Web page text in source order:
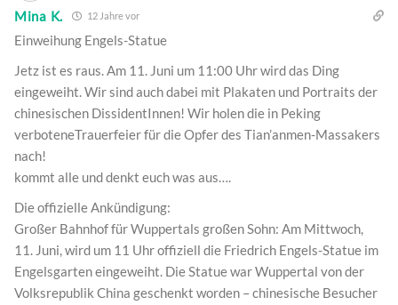
Mina K. 12 Jahre vor
Einweihung Engels-Statue
Jetz ist es raus. Am 11. Juni um 11:00 Uhr wird das Ding
eingeweiht. Wir sind auch dabei mit Plakaten und Portraits der
chinesischen DissidentInnen! Wir holen die in Peking
verboteneTrauerfeier für die Opfer des Tian’anmen-Massakers
nach!
kommt alle und denkt euch was aus….
Die offizielle Ankündigung:
Großer Bahnhof für Wuppertals großen Sohn: Am Mittwoch,
11. Juni, wird um 11 Uhr offiziell die Friedrich Engels-Statue im
Engelsgarten eingeweiht. Die Statue war Wuppertal von der
Volksrepublik China geschenkt worden – chinesische Besucher